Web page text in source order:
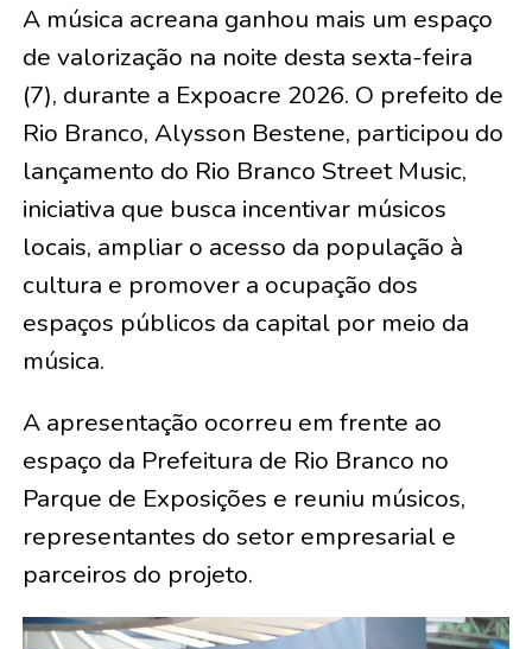
A música acreana ganhou mais um espaço
de valorização na noite desta sexta-feira
(7), durante a Expoacre 2026. O prefeito de
Rio Branco, Alysson Bestene, participou do
lançamento do Rio Branco Street Music,
iniciativa que busca incentivar músicos
locais, ampliar o acesso da população à
cultura e promover a ocupação dos
espaços públicos da capital por meio da
música.
A apresentação ocorreu em frente ao
espaço da Prefeitura de Rio Branco no
Parque de Exposições e reuniu músicos,
representantes do setor empresarial e
parceiros do projeto.